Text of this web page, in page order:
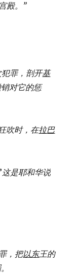
殿。”
罪， 剖开基
对它的惩
吹时， 在拉巴
这是耶和华说
， 把以东王的